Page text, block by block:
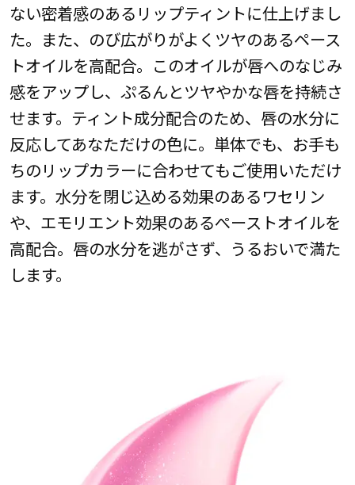
ない密着感のあるリップティントに仕上げまし
た。また、のび広がりがよくツヤのあるペース
トオイルを高配合。このオイルが唇へのなじみ
感をアップし、ぷるんとツヤやかな唇を持続さ
せます。ティント成分配合のため、唇の水分に
反応してあなただけの色に。単体でも、お手も
ちのリップカラーに合わせてもご使用いただけ
ます。水分を閉じ込める効果のあるワセリン
や、エモリエント効果のあるぺーストオイルを
高配合。唇の水分を逃がさず、うるおいで満た
します。